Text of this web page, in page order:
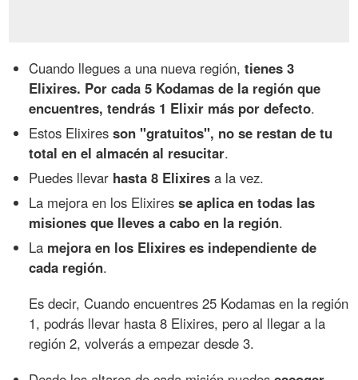
Cuando llegues a una nueva región,tienes 3
Elixires. Por cada 5 Kodamas de la región que
encuentres, tendrás 1 Elixir más por defecto.
Estos Elixiresson "gratuitos", no se restan de tu
total en el almacén al resucitar.
Puedes llevar hasta 8 Elixires a la vez.
La mejora en los Elixiresse aplica en todas las
misiones que lleves a cabo en la región.
La mejora en los Elixires es independiente de
cada región.
Es decir, Cuando encuentres 25 Kodamas en la región
1, podrás llevar hasta 8 Elixires, pero al llegar a la
región 2, volverás a empezar desde 3.